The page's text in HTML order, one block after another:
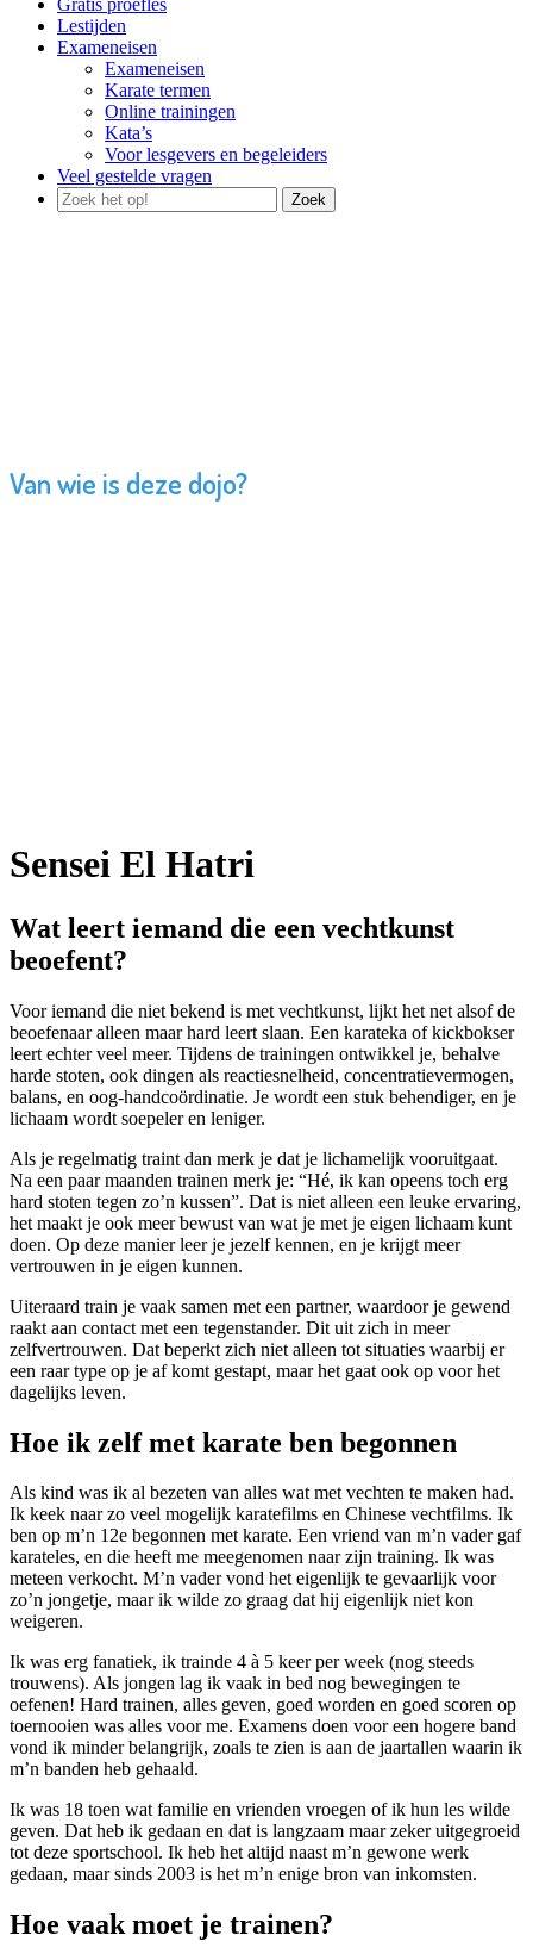
Lestijden
Exameneisen
Exameneisen
Karate termen
Online trainingen
Kata’s
Voor lesgevers en begeleiders
Veel gestelde vragen
Zoek
Van wie is deze dojo?
Sensei El Hatri
Wat leert iemand die een vechtkunst
beoefent?
Voor iemand die niet bekend is met vechtkunst, lijkt het net alsof de
beoefenaar alleen maar hard leert slaan. Een karateka of kickbokser
leert echter veel meer. Tijdens de trainingen ontwikkel je, behalve
harde stoten, ook dingen als reactiesnelheid, concentratievermogen,
balans, en oog-handcoördinatie. Je wordt een stuk behendiger, en je
lichaam wordt soepeler en leniger.
Als je regelmatig traint dan merk je dat je lichamelijk vooruitgaat.
Na een paar maanden trainen merk je: “Hé, ik kan opeens toch erg
hard stoten tegen zo’n kussen”. Dat is niet alleen een leuke ervaring,
het maakt je ook meer bewust van wat je met je eigen lichaam kunt
doen. Op deze manier leer je jezelf kennen, en je krijgt meer
vertrouwen in je eigen kunnen.
Uiteraard train je vaak samen met een partner, waardoor je gewend
raakt aan contact met een tegenstander. Dit uit zich in meer
zelfvertrouwen. Dat beperkt zich niet alleen tot situaties waarbij er
een raar type op je af komt gestapt, maar het gaat ook op voor het
dagelijks leven.
Hoe ik zelf met karate ben begonnen
Als kind was ik al bezeten van alles wat met vechten te maken had.
Ik keek naar zo veel mogelijk karatefilms en Chinese vechtfilms. Ik
ben op m’n 12e begonnen met karate. Een vriend van m’n vader gaf
karateles, en die heeft me meegenomen naar zijn training. Ik was
meteen verkocht. M’n vader vond het eigenlijk te gevaarlijk voor
zo’n jongetje, maar ik wilde zo graag dat hij eigenlijk niet kon
weigeren.
Ik was erg fanatiek, ik trainde 4 à 5 keer per week (nog steeds
trouwens). Als jongen lag ik vaak in bed nog bewegingen te
oefenen! Hard trainen, alles geven, goed worden en goed scoren op
toernooien was alles voor me. Examens doen voor een hogere band
vond ik minder belangrijk, zoals te zien is aan de jaartallen waarin ik
m’n banden heb gehaald.
Ik was 18 toen wat familie en vrienden vroegen of ik hun les wilde
geven. Dat heb ik gedaan en dat is langzaam maar zeker uitgegroeid
tot deze sportschool. Ik heb het altijd naast m’n gewone werk
gedaan, maar sinds 2003 is het m’n enige bron van inkomsten.
Hoe vaak moet je trainen?